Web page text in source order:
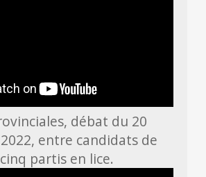
débat du 20
entre candidats de
partis en lice.